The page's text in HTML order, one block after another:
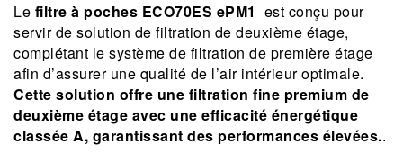
Le filtre à poches ECO70ES ePM1 est conçu pour
servir de solution de filtration de deuxième étage,
complétant le système de filtration de première étage
afin d’assurer une qualité de l’air intérieur optimale.
Cette solution offre une filtration fine premium de
deuxième étage avec une efficacité énergétique
classée A, garantissant des performances élevées..